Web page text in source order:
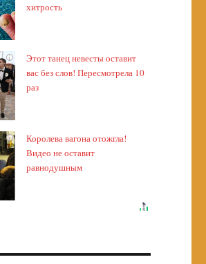
хитрость
i
Этот танец невесты оставит
вас без слов! Пересмотрела 10
раз
i
Королева вагона отожгла!
Видео не оставит
равнодушным